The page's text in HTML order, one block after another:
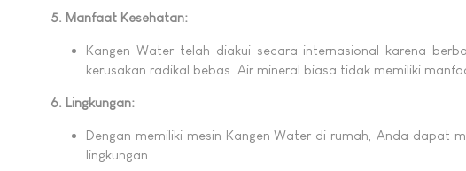
5. Manfaat Kesehatan:
Kangen Water telah diakui secara internasional karena
kerusakan radikal bebas. Air mineral biasa tidak memiliki
6. Lingkungan:
Dengan memiliki mesin Kangen Water di rumah, Anda dapat
lingkungan.